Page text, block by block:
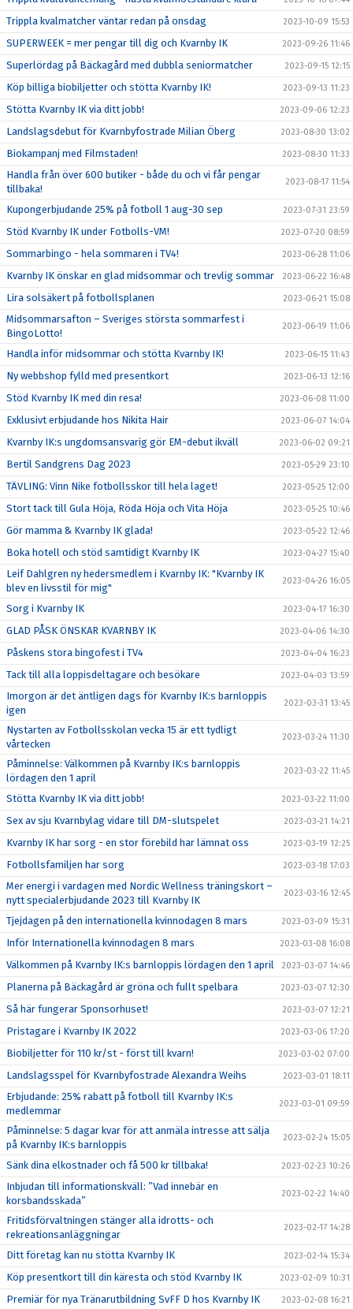
Trippla kvalmatcher väntar redan på onsdag 2023-10-09 15:53
SUPERWEEK = mer pengar till dig och Kvarnby IK 2023-09-26 11:46
Superlördag på Bäckagård med dubbla seniormatcher 2023-09-15 12:15
Köp billiga biobiljetter och stötta Kvarnby IK! 2023-09-13 11:23
Stötta Kvarnby IK via ditt jobb! 2023-09-06 12:23
Landslagsdebut för Kvarnbyfostrade Milian Öberg 2023-08-30 13:02
Biokampanj med Filmstaden! 2023-08-30 11:33
Handla från över 600 butiker - både du och vi får pengar
tillbaka!
2023-08-17 11:54
Kupongerbjudande 25% på fotboll 1 aug-30 sep 2023-07-31 23:59
Stöd Kvarnby IK under Fotbolls-VM! 2023-07-20 08:59
Sommarbingo - hela sommaren i TV4! 2023-06-28 11:06
Kvarnby IK önskar en glad midsommar och trevlig sommar 2023-06-22 16:48
Lira solsäkert på fotbollsplanen 2023-06-21 15:08
Midsommarsafton – Sveriges största sommarfest i
BingoLotto!
2023-06-19 11:06
Handla inför midsommar och stötta Kvarnby IK! 2023-06-15 11:43
Ny webbshop fylld med presentkort 2023-06-13 12:16
Stöd Kvarnby IK med din resa! 2023-06-08 11:00
Exklusivt erbjudande hos Nikita Hair 2023-06-07 14:04
Kvarnby IK:s ungdomsansvarig gör EM-debut ikväll 2023-06-02 09:21
Bertil Sandgrens Dag 2023 2023-05-29 23:10
TÄVLING: Vinn Nike fotbollsskor till hela laget! 2023-05-25 12:00
Stort tack till Gula Höja, Röda Höja och Vita Höja 2023-05-25 10:46
Gör mamma & Kvarnby IK glada! 2023-05-22 12:46
Boka hotell och stöd samtidigt Kvarnby IK 2023-04-27 15:40
Leif Dahlgren ny hedersmedlem i Kvarnby IK: "Kvarnby IK
blev en livsstil för mig"
2023-04-26 16:05
Sorg i Kvarnby IK 2023-04-17 16:30
GLAD PÅSK ÖNSKAR KVARNBY IK 2023-04-06 14:30
Påskens stora bingofest i TV4 2023-04-04 16:23
Tack till alla loppisdeltagare och besökare 2023-04-03 13:59
Imorgon är det äntligen dags för Kvarnby IK:s barnloppis
igen
2023-03-31 13:45
Nystarten av Fotbollsskolan vecka 15 är ett tydligt
vårtecken
2023-03-24 11:30
Påminnelse: Välkommen på Kvarnby IK:s barnloppis
lördagen den 1 april
2023-03-22 11:45
Stötta Kvarnby IK via ditt jobb! 2023-03-22 11:00
Sex av sju Kvarnbylag vidare till DM-slutspelet 2023-03-21 14:21
Kvarnby IK har sorg - en stor förebild har lämnat oss 2023-03-19 12:25
Fotbollsfamiljen har sorg 2023-03-18 17:03
Mer energi i vardagen med Nordic Wellness träningskort –
nytt specialerbjudande 2023 till Kvarnby IK
2023-03-16 12:45
Tjejdagen på den internationella kvinnodagen 8 mars 2023-03-09 15:31
Inför Internationella kvinnodagen 8 mars 2023-03-08 16:08
Välkommen på Kvarnby IK:s barnloppis lördagen den 1 april 2023-03-07 14:46
Planerna på Bäckagård är gröna och fullt spelbara 2023-03-07 12:30
Så här fungerar Sponsorhuset! 2023-03-07 12:21
Pristagare i Kvarnby IK 2022 2023-03-06 17:20
Biobiljetter för 110 kr/st - först till kvarn! 2023-03-02 07:00
Landslagsspel för Kvarnbyfostrade Alexandra Weihs 2023-03-01 18:11
Erbjudande: 25% rabatt på fotboll till Kvarnby IK:s
medlemmar
2023-03-01 09:59
Påminnelse: 5 dagar kvar för att anmäla intresse att sälja
på Kvarnby IK:s barnloppis
2023-02-24 15:05
Sänk dina elkostnader och få 500 kr tillbaka! 2023-02-23 10:26
Inbjudan till informationskväll: ”Vad innebär en
korsbandsskada”
2023-02-22 14:40
Fritidsförvaltningen stänger alla idrotts- och
rekreationsanläggningar
2023-02-17 14:28
Ditt företag kan nu stötta Kvarnby IK 2023-02-14 15:34
Köp presentkort till din käresta och stöd Kvarnby IK 2023-02-09 10:31
Premiär för nya Tränarutbildning SvFF D hos Kvarnby IK 2023-02-08 16:21